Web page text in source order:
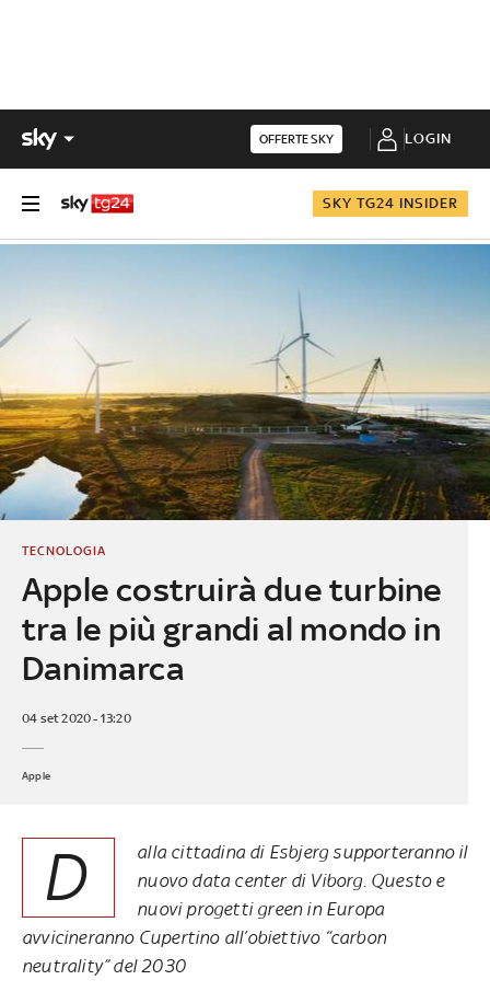
OFFERTE SKY LOGIN
SKY TG24 INSIDER
Apple costruirà due turbine
tra le più grandi al mondo in
Danimarca
TECNOLOGIA
04 set 2020 - 13:20
Apple
D
alla cittadina di Esbjerg supporteranno il
nuovo data center di Viborg. Questo e
nuovi progetti green in Europa
avvicineranno Cupertino all’obiettivo “carbon
neutrality” del 2030